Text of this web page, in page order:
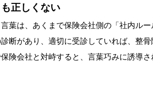
正しくない
葉は、あくまで保険会社側の「社内ル
断があり、適切に受診していれば、整
険会社と対峙すると、言葉巧みに誘導